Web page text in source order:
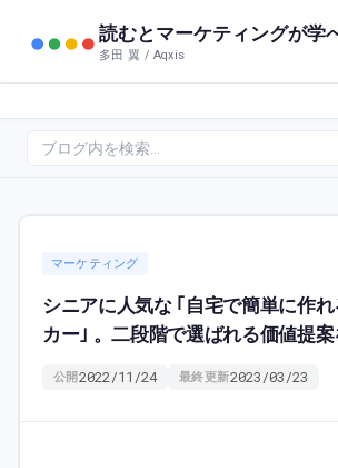
読むとマーケティングが学
多田 翼 / Aqxis
マーケティング
シニアに人気な ｢自宅で簡単に作
カー｣ 。二段階で選ばれる価値提案
公開2022/11/24 最終更新2023/03/23